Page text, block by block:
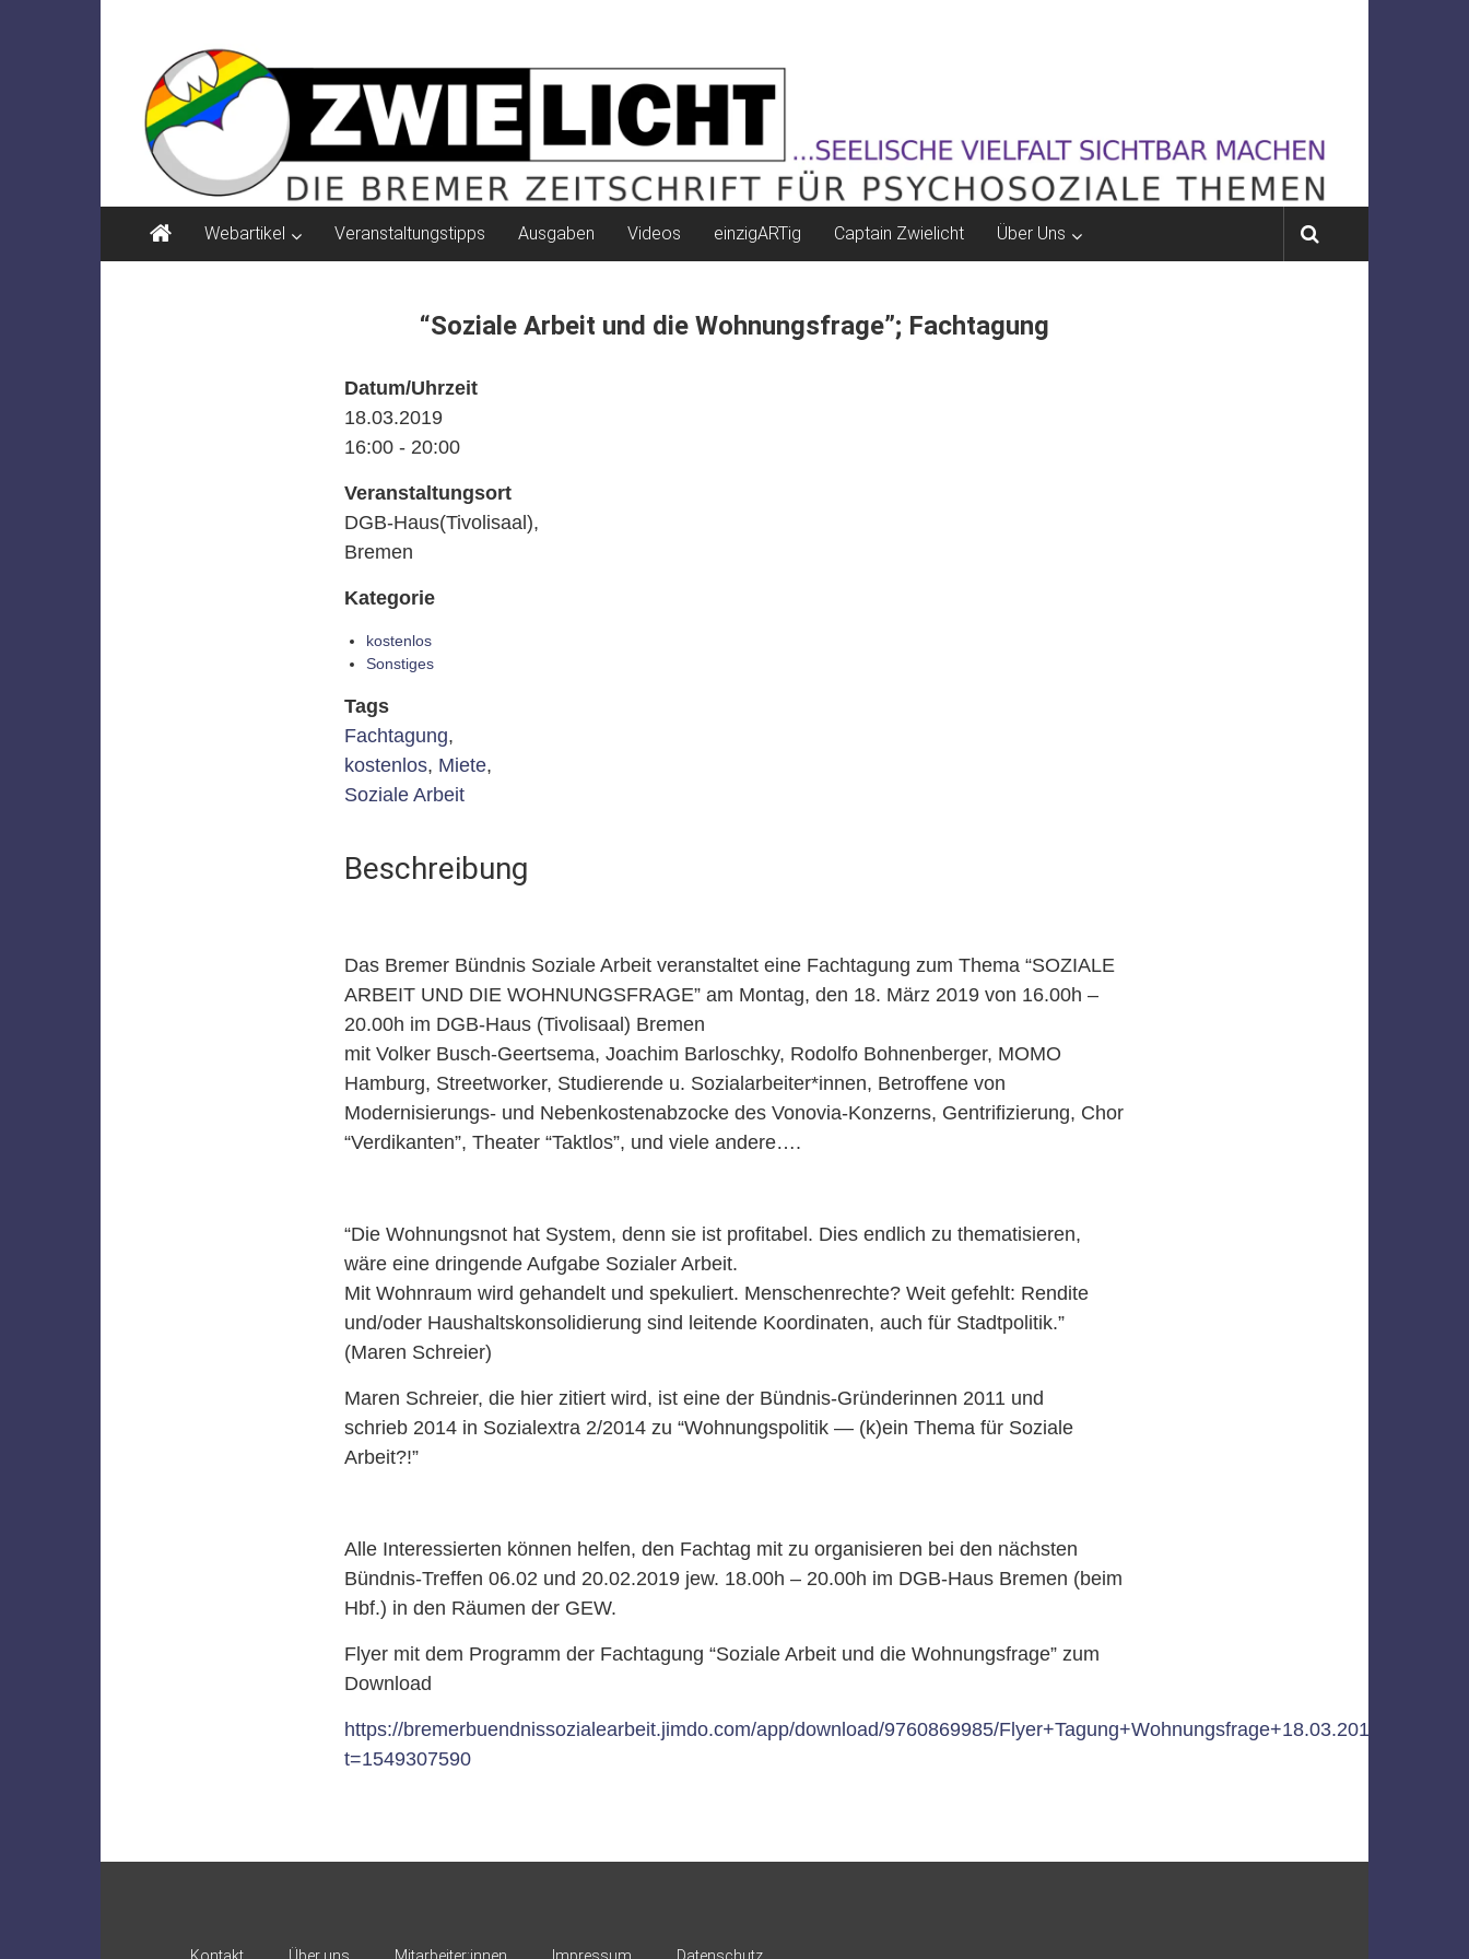
ZWIELICHT
BREMEN
DIE
BREMER
ZEITSCHRIFT
FÜR
PSYCHOSOZIALE
Webartikel Veranstaltungstipps Ausgaben Videos einzigARTig Captain Zwielicht Über Uns
“Soziale Arbeit und die Wohnungsfrage”; Fachtagung
Datum/Uhrzeit
18.03.2019
16:00 - 20:00
Veranstaltungsort
DGB-Haus(Tivolisaal),
Bremen
Kategorie
kostenlos
Sonstiges
Tags
Fachtagung,
kostenlos, Miete,
Soziale Arbeit
Beschreibung
Das Bremer Bündnis Soziale Arbeit veranstaltet eine Fachtagung zum Thema “SOZIALE
ARBEIT UND DIE WOHNUNGSFRAGE” am Montag, den 18. März 2019 von 16.00h –
20.00h im DGB-Haus (Tivolisaal) Bremen
mit Volker Busch-Geertsema, Joachim Barloschky, Rodolfo Bohnenberger, MOMO
Hamburg, Streetworker, Studierende u. Sozialarbeiter*innen, Betroffene von
Modernisierungs- und Nebenkostenabzocke des Vonovia-Konzerns, Gentrifizierung, Chor
“Verdikanten”, Theater “Taktlos”, und viele andere….
“Die Wohnungsnot hat System, denn sie ist profitabel. Dies endlich zu thematisieren,
wäre eine dringende Aufgabe Sozialer Arbeit.
Mit Wohnraum wird gehandelt und spekuliert. Menschenrechte? Weit gefehlt: Rendite
und/oder Haushaltskonsolidierung sind leitende Koordinaten, auch für Stadtpolitik.”
(Maren Schreier)
Maren Schreier, die hier zitiert wird, ist eine der Bündnis-Gründerinnen 2011 und
schrieb 2014 in Sozialextra 2/2014 zu “Wohnungspolitik — (k)ein Thema für Soziale
Arbeit?!”
Alle Interessierten können helfen, den Fachtag mit zu organisieren bei den nächsten
Bündnis-Treffen 06.02 und 20.02.2019 jew. 18.00h – 20.00h im DGB-Haus Bremen (beim
Hbf.) in den Räumen der GEW.
Flyer mit dem Programm der Fachtagung “Soziale Arbeit und die Wohnungsfrage” zum
Download
https://bremerbuendnissozialearbeit.jimdo.com/app/download/9760869985/Flyer+Tagung+Wohnungsfrage+18.03.2019.pdf?
t=1549307590
Kontakt Über uns Mitarbeiter:innen Impressum Datenschutz